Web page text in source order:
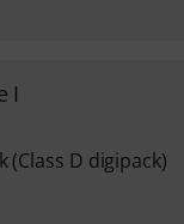
I
(Class D digipack)